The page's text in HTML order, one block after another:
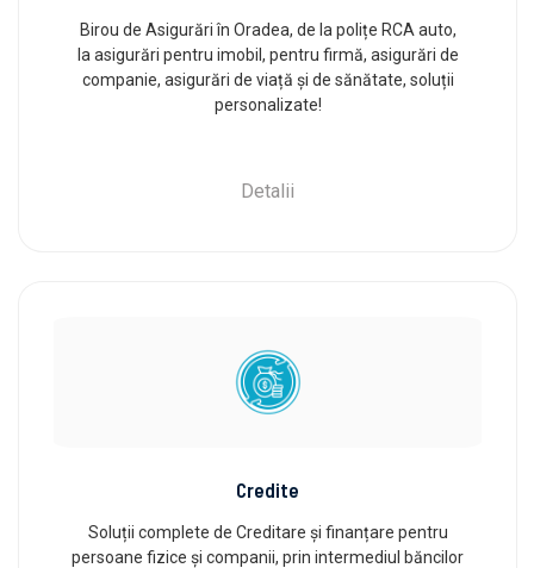
Birou de Asigurări în Oradea, de la polițe RCA auto,
la asigurări pentru imobil, pentru firmă, asigurări de
companie, asigurări de viață și de sănătate, soluții
personalizate!
Detalii
Credite
Soluții complete de Creditare și finanțare pentru
persoane fizice și companii, prin intermediul băncilor